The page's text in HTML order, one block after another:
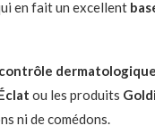
en fait un excellent
dermatologique
ou les produits
ni de comédons.